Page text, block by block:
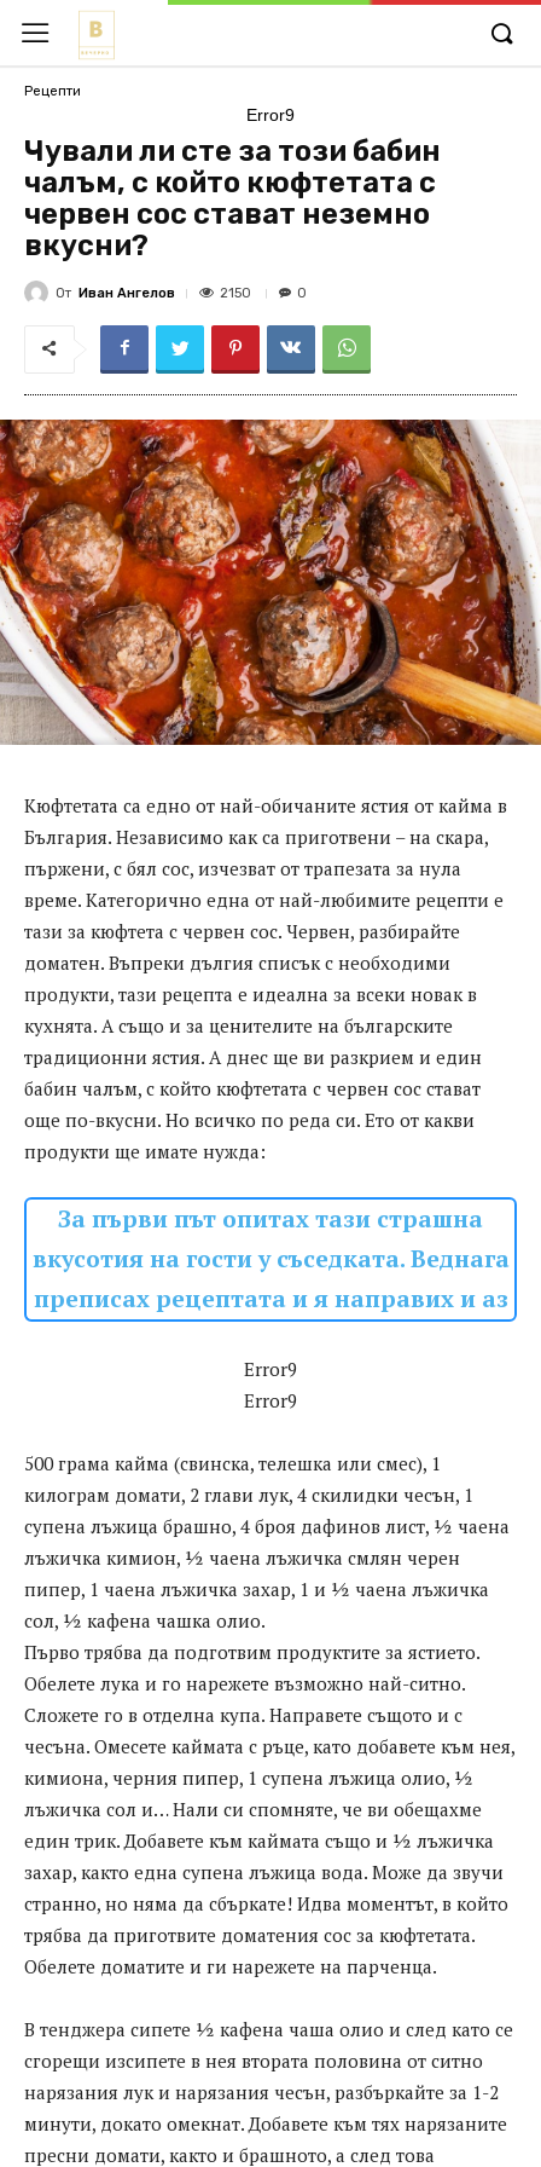
Рецепти
Error9
Чували ли сте за този бабин
чалъм, с който кюфтетата с
червен сос стават неземно
вкусни?
От Иван Ангелов 2150 0
Кюфтетата са едно от най-обичаните ястия от кайма в
България. Независимо как са приготвени – на скара,
пържени, с бял сос, изчезват от трапезата за нула
време. Категорично една от най-любимите рецепти е
тази за кюфтета с червен сос. Червен, разбирайте
доматен. Въпреки дългия списък с необходими
продукти, тази рецепта е идеална за всеки новак в
кухнята. А също и за ценителите на българските
традиционни ястия. А днес ще ви разкрием и един
бабин чалъм, с който кюфтетата с червен сос стават
още по-вкусни. Но всичко по реда си. Ето от какви
продукти ще имате нужда:
За първи път опитах тази страшна
вкусотия на гости у съседката. Веднага
преписах рецептата и я направих и аз
Error9
Error9
500 грама кайма (свинска, телешка или смес), 1
килограм домати, 2 глави лук, 4 скилидки чесън, 1
супена лъжица брашно, 4 броя дафинов лист, ½ чаена
лъжичка кимион, ½ чаена лъжичка смлян черен
пипер, 1 чаена лъжичка захар, 1 и ½ чаена лъжичка
сол, ½ кафена чашка олио.
Първо трябва да подготвим продуктите за ястието.
Обелете лука и го нарежете възможно най-ситно.
Сложете го в отделна купа. Направете същото и с
чесъна. Омесете каймата с ръце, като добавете към нея,
кимиона, черния пипер, 1 супена лъжица олио, ½
лъжичка сол и… Нали си спомняте, че ви обещахме
един трик. Добавете към каймата също и ½ лъжичка
захар, както една супена лъжица вода. Може да звучи
странно, но няма да сбъркате! Идва моментът, в който
трябва да приготвите доматения сос за кюфтетата.
Обелете доматите и ги нарежете на парченца.
В тенджера сипете ½ кафена чаша олио и след като се
сгорещи изсипете в нея втората половина от ситно
нарязания лук и нарязания чесън, разбъркайте за 1-2
минути, докато омекнат. Добавете към тях нарязаните
пресни домати, както и брашното, а след това